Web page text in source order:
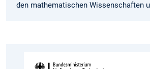
den mathematischen Wissenschaften